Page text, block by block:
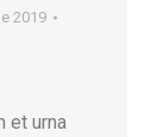
2019
et urna